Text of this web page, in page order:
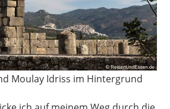
Moulay Idriss im Hintergrund